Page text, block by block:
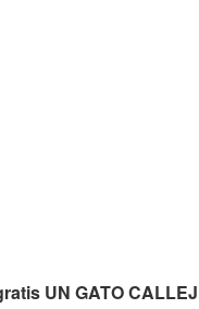
UN GATO